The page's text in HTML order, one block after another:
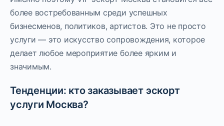
более востребованным среди успешных
бизнесменов, политиков, артистов. Это не просто
услуги — это искусство сопровождения, которое
делает любое мероприятие более ярким и
значимым.
Тенденции: кто заказывает эскорт
услуги Москва?